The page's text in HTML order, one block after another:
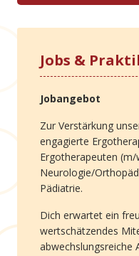
Jobs &
Jobangebot
Zur Verstärkung
engagierte
Ergotherapeuten
Neurologie/
Pädiatrie.
Dich erwartet ein
wertschätzendes
abwechslungsreiche